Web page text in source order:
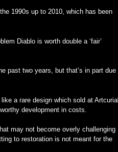
1990s up to 2010, which has been
Diablo is worth double a ‘fair’
past two years, but that’s in part due
a rare design which sold at Artcurial
development in costs.
may not become overly challenging
to restoration is not meant for the